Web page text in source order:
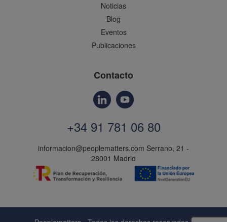
Noticias
Blog
Eventos
Publicaciones
Contacto
+34 91 781 06 80
informacion@peoplematters.com Serrano, 21 -
28001 Madrid